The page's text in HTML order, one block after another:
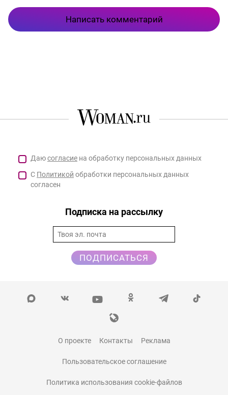
Написать комментарий
Даюсогласие на обработку персональных данных
С Политикой обработки персональных данных
согласен
Подписка на рассылку
ПОДПИСАТЬСЯ
О проекте Контакты Реклама
Пользовательское соглашение
Политика использования cookie-файлов